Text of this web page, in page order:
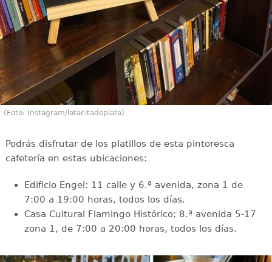
(Foto: Instagram/latacitadeplata)
Podrás disfrutar de los platillos de esta pintoresca
cafetería en estas ubicaciones:
Edificio Engel: 11 calle y 6.ª avenida, zona 1 de
7:00 a 19:00 horas, todos los días.
Casa Cultural Flamingo Histórico: 8.ª avenida 5-17
zona 1, de 7:00 a 20:00 horas, todos los días.